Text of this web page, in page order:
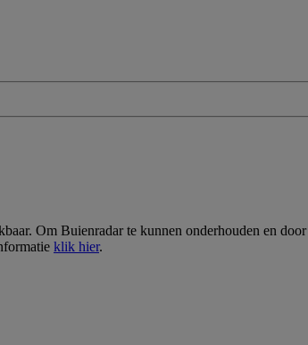
Om Buienradar te kunnen onderhouden en
klik hier.